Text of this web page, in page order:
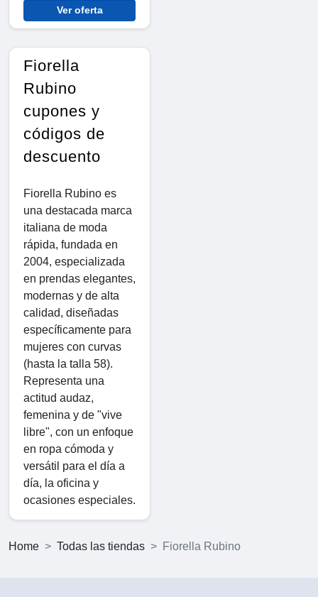
Ver oferta
Fiorella
Rubino
cupones y
códigos de
descuento
Fiorella Rubino es
una destacada marca
italiana de moda
rápida, fundada en
2004, especializada
en prendas elegantes,
modernas y de alta
calidad, diseñadas
específicamente para
mujeres con curvas
(hasta la talla 58).
Representa una
actitud audaz,
femenina y de "vive
libre", con un enfoque
en ropa cómoda y
versátil para el día a
día, la oficina y
ocasiones especiales.
Home Todas las tiendas Fiorella Rubino